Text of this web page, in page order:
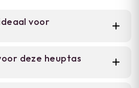
voor
essentiëlen veilig willen
deze heuptas